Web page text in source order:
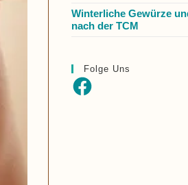
Winterliche Gewürze
nach der TCM
Folge Uns
Facebook